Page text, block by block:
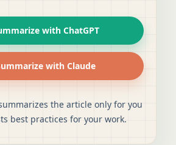
with ChatGPT
with Claude
the article only for you
best practices for your work.